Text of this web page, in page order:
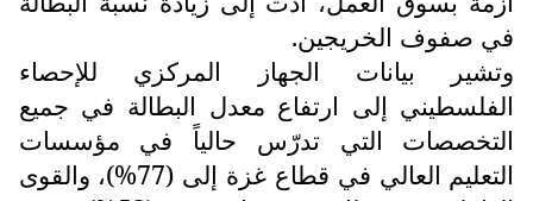
في صفوف الخريجين.
وتشير بيانات الجهاز المركزي للإحصاء
الفلسطيني إلى ارتفاع معدل البطالة في جميع
التخصصات التي تدرّس حالياً في مؤسسات
التعليم العالي في قطاع غزة إلى (77%)، والقوى